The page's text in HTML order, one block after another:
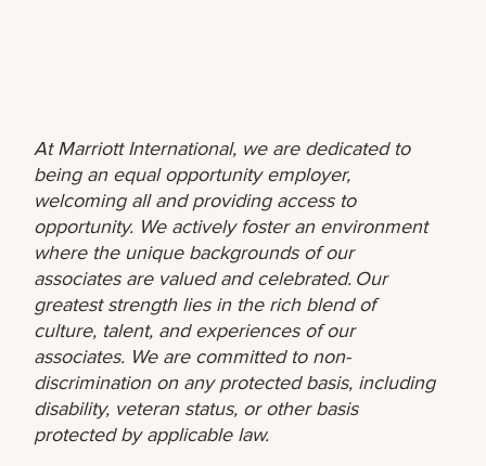
At Marriott International, we are dedicated to
being an equal opportunity employer,
welcoming all and providing access to
opportunity. We actively foster an environment
where the unique backgrounds of our
associates are valued and celebrated. Our
greatest strength lies in the rich blend of
culture, talent, and experiences of our
associates. We are committed to non-
discrimination on any protected basis, including
disability, veteran status, or other basis
protected by applicable law.